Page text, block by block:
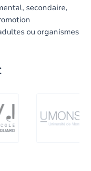
secondaire,
ou organismes
Image